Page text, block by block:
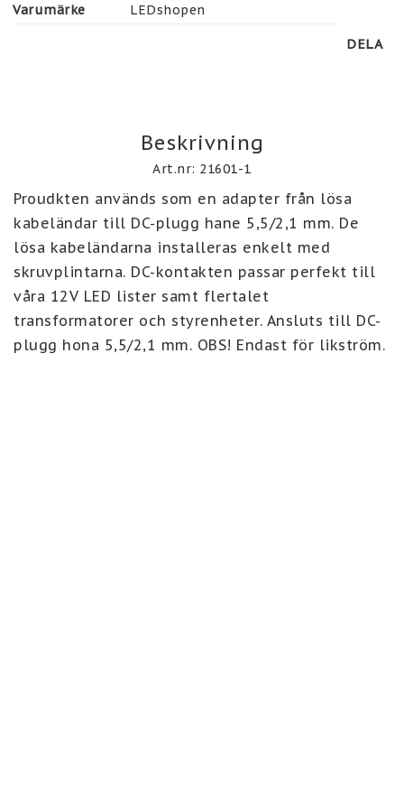
Varumärke
LEDshopen
DELA
Beskrivning
Art.nr: 21601-1
Proudkten används som en adapter från lösa
kabeländar till DC-plugg hane 5,5/2,1 mm. De
lösa kabeländarna installeras enkelt med
skruvplintarna. DC-kontakten passar perfekt till
våra 12V LED lister samt flertalet
transformatorer och styrenheter. Ansluts till DC-
plugg hona 5,5/2,1 mm. OBS! Endast för likström.